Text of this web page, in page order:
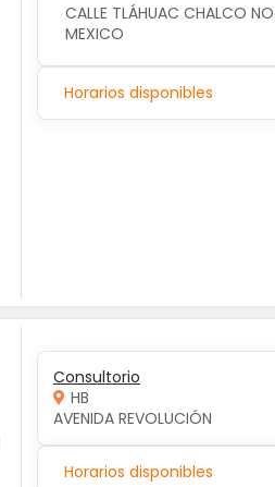
CALLE TLÁHUAC CHALCO
MEXICO
Horarios disponibles
Consultorio
HB
AVENIDA REVOLUCIÓN
Horarios disponibles